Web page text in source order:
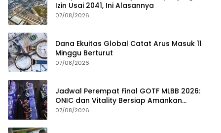
Izin Usai 2041, Ini Alasannya
07/08/2026
Dana Ekuitas Global Catat Arus Masuk 11
Minggu Berturut
07/08/2026
Jadwal Perempat Final GOTF MLBB 2026:
ONIC dan Vitality Bersiap Amankan
Semifinal
07/08/2026